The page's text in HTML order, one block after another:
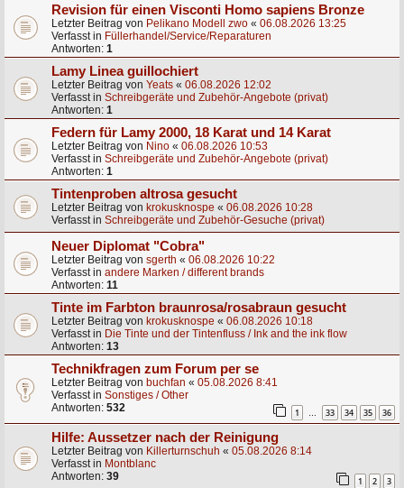
Revision für einen Visconti Homo sapiens Bronze
Letzter Beitrag von Pelikano Modell zwo « 06.08.2026 13:25
Verfasst in Füllerhandel/Service/Reparaturen
Antworten: 1
Lamy Linea guillochiert
Letzter Beitrag von Yeats « 06.08.2026 12:02
Verfasst in Schreibgeräte und Zubehör-Angebote (privat)
Antworten: 1
Federn für Lamy 2000, 18 Karat und 14 Karat
Letzter Beitrag von Nino « 06.08.2026 10:53
Verfasst in Schreibgeräte und Zubehör-Angebote (privat)
Antworten: 1
Tintenproben altrosa gesucht
Letzter Beitrag von krokusknospe « 06.08.2026 10:28
Verfasst in Schreibgeräte und Zubehör-Gesuche (privat)
Neuer Diplomat "Cobra"
Letzter Beitrag von sgerth « 06.08.2026 10:22
Verfasst in andere Marken / different brands
Antworten: 11
Tinte im Farbton braunrosa/rosabraun gesucht
Letzter Beitrag von krokusknospe « 06.08.2026 10:18
Verfasst in Die Tinte und der Tintenfluss / Ink and the ink flow
Antworten: 13
Technikfragen zum Forum per se
Letzter Beitrag von buchfan « 05.08.2026 8:41
Verfasst in Sonstiges / Other
Antworten: 532 1 … 33 34 35 36
Hilfe: Aussetzer nach der Reinigung
Letzter Beitrag von Killerturnschuh « 05.08.2026 8:14
Verfasst in Montblanc
Antworten: 39 1 2 3